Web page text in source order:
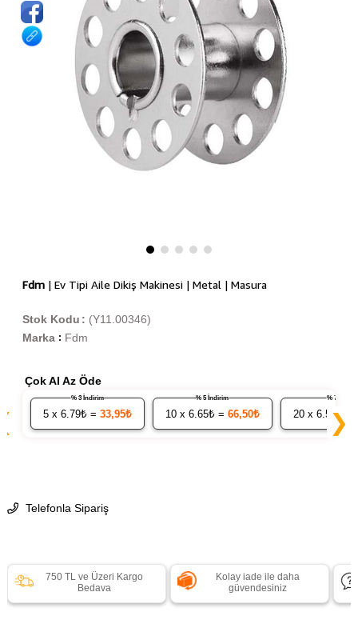
Fdm| Ev Tipi Aile Dikiş Makinesi | Metal | Masura
(Y11.00346)
Stok Kodu
Marka : Fdm
Çok Al Az Öde
5x 6.79₺ = 33,95₺
% 3 İndirim
10x 6.65₺ = 66,50₺
% 5 İndirim
20x 6.51₺ =
❯
Telefonla Sipariş
750 TL ve Üzeri Kargo
Bedava
Kolay iade ile daha
güvendesiniz